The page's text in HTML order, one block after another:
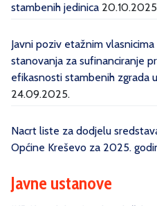
stambenih jedinica
Javni poziv etažnim
stanovanja za sufinanciranje
efikasnosti stambenih zgrada
24.09.2025.
Nacrt liste za dodjelu
Općine Kreševo za 2025.
Javne ustanove